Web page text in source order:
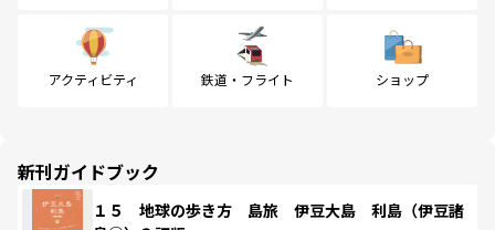
アクティビティ 鉄道・フライト ショップ
新刊ガイドブック
１５ 地球の歩き方 島旅 伊豆大島 利島（伊豆諸